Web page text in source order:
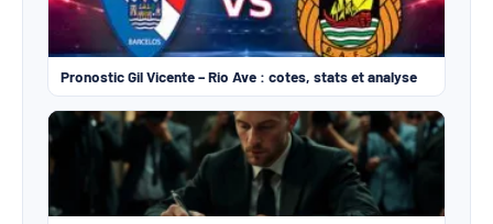
Pronostic Gil Vicente – Rio Ave : cotes, stats et analyse